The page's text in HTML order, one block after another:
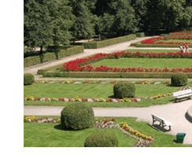
Park